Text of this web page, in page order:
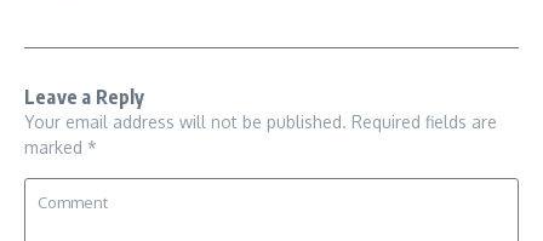
Leave a Reply
Your email address will not be published. Required fields are
marked *